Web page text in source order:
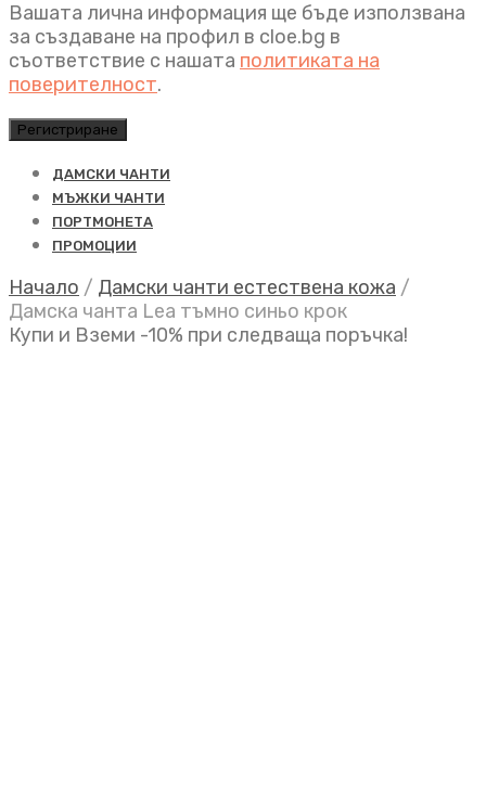
Вашата лична информация ще бъде използвана
за създаване на профил в cloe.bg в
съответствие с нашата политиката на
поверителност.
Регистриране
ДАМСКИ ЧАНТИ
МЪЖКИ ЧАНТИ
ПОРТМОНЕТА
ПРОМОЦИИ
Начало / Дамски чанти естествена кожа /
Дамска чанта Lea тъмно синьо крок
Купи и Вземи -10% при следваща поръчка!